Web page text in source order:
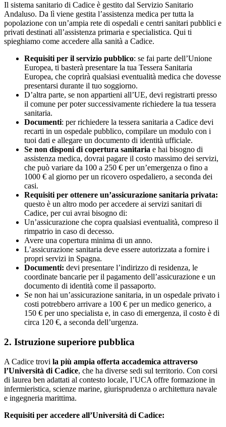
Il sistema sanitario di Cadice è gestito dal Servizio Sanitario
Andaluso. Da lì viene gestita l’assistenza medica per tutta la
popolazione con un’ampia rete di ospedali e centri sanitari pubblici e
privati destinati all’assistenza primaria e specialistica. Qui ti
spieghiamo come accedere alla sanità a Cadice.
Requisiti per il servizio pubblico: se fai parte dell’Unione
Europea, ti basterà presentare la tua Tessera Sanitaria
Europea, che coprirà qualsiasi eventualità medica che dovesse
presentarsi durante il tuo soggiorno.
D’altra parte, se non appartieni all’UE, devi registrarti presso
il comune per poter successivamente richiedere la tua tessera
sanitaria.
Documenti: per richiedere la tessera sanitaria a Cadice devi
recarti in un ospedale pubblico, compilare un modulo con i
tuoi dati e allegare un documento di identità ufficiale.
Se non disponi di copertura sanitaria e hai bisogno di
assistenza medica, dovrai pagare il costo massimo dei servizi,
che può variare da 100 a 250 € per un’emergenza o fino a
1000 € al giorno per un ricovero ospedaliero, a seconda dei
casi.
Requisiti per ottenere un’assicurazione sanitaria privata:
questo è un altro modo per accedere ai servizi sanitari di
Cadice, per cui avrai bisogno di:
Un’assicurazione che copra qualsiasi eventualità, compreso il
rimpatrio in caso di decesso.
Avere una copertura minima di un anno.
L’assicurazione sanitaria deve essere autorizzata a fornire i
propri servizi in Spagna.
Documenti: devi presentare l’indirizzo di residenza, le
coordinate bancarie per il pagamento dell’assicurazione e un
documento di identità come il passaporto.
Se non hai un’assicurazione sanitaria, in un ospedale privato i
costi potrebbero arrivare a 100 € per un medico generico, a
150 € per uno specialista e, in caso di emergenza, il costo è di
circa 120 €, a seconda dell’urgenza.
2. Istruzione superiore pubblica
A Cadice trovi la più ampia offerta accademica attraverso
l’Università di Cadice, che ha diverse sedi sul territorio. Con corsi
di laurea ben adattati al contesto locale, l’UCA offre formazione in
infermieristica, scienze marine, giurisprudenza o architettura navale
e ingegneria marittima.
Requisiti per accedere all’Università di Cadice: